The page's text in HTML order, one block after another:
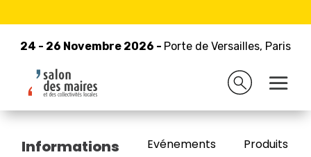
24 - 26 Novembre 2026 - Porte de Versailles, Paris
24 - 26 Novembre 2026 - Porte de Versailles, Paris
Retour à la liste des exposants
STRAMATEL
Informations Evénements Produits/